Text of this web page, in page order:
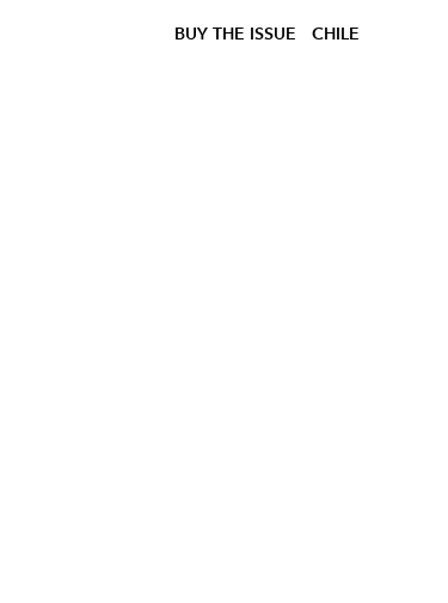
BUY THE ISSUE CHILE